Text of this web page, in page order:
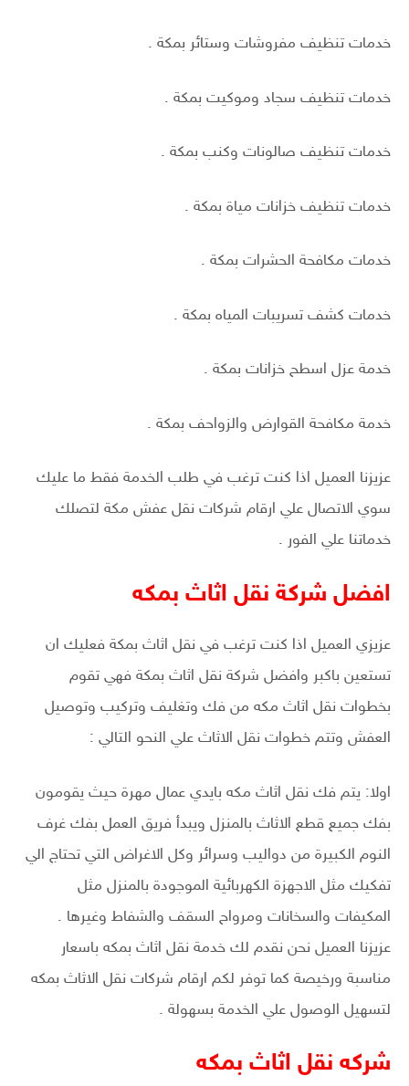
خدمات تنظيف مفروشات وستائر بمكة .
خدمات تنظيف سجاد وموكيت بمكة .
خدمات تنظيف صالونات وكنب بمكة .
خدمات تنظيف خزانات مياة بمكة .
خدمات مكافحة الحشرات بمكة .
خدمات كشف تسريبات المياه بمكة .
خدمة عزل اسطح خزانات بمكة .
خدمة مكافحة القوارض والزواحف بمكة .
عزيزنا العميل اذا كنت ترغب في طلب الخدمة فقط ما عليك
سوي الاتصال علي ارقام شركات نقل عفش مكة لتصلك
خدماتنا علي الفور .
افضل شركة نقل اثاث بمكه
عزيزي العميل اذا كنت ترغب في نقل اثاث بمكة فعليك ان
تستعين باكبر وافضل شركة نقل اثاث بمكة فهي تقوم
بخطوات نقل اثاث مكه من فك وتغليف وتركيب وتوصيل
العفش وتتم خطوات نقل الاثاث علي النحو التالي :
اولا: يتم فك نقل اثاث مكه بايدي عمال مهرة حيث يقومون
بفك جميع قطع الاثاث بالمنزل ويبدأ فريق العمل بفك غرف
النوم الكبيرة من دواليب وسرائر وكل الاغراض التي تحتاج الي
تفكيك مثل الاجهزة الكهربائية الموجودة بالمنزل مثل
المكيفات والسخانات ومرواح السقف والشفاط وغيرها .
عزيزنا العميل نحن نقدم لك خدمة نقل اثاث بمكه باسعار
مناسبة ورخيصة كما توفر لكم ارقام شركات نقل الاثاث بمكه
لتسهيل الوصول علي الخدمة بسهولة .
شركه نقل اثاث بمكه